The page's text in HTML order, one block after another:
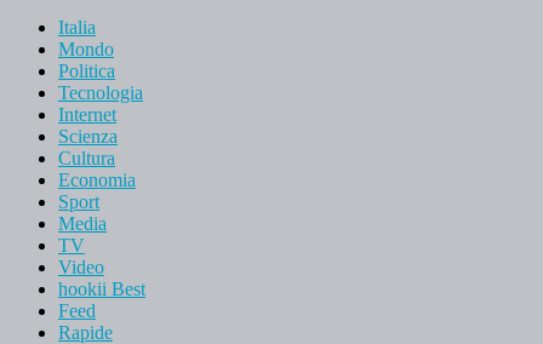
Italia
Mondo
Politica
Tecnologia
Internet
Scienza
Cultura
Economia
Sport
Media
TV
Video
hookii Best
Feed
Rapide